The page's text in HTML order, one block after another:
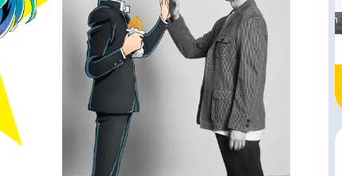
高橋美紀のおんぷの気持ち
♪ in アニメイトタイムズ
TVアニメ『戦隊大失格』
radio 大直会 2nd season